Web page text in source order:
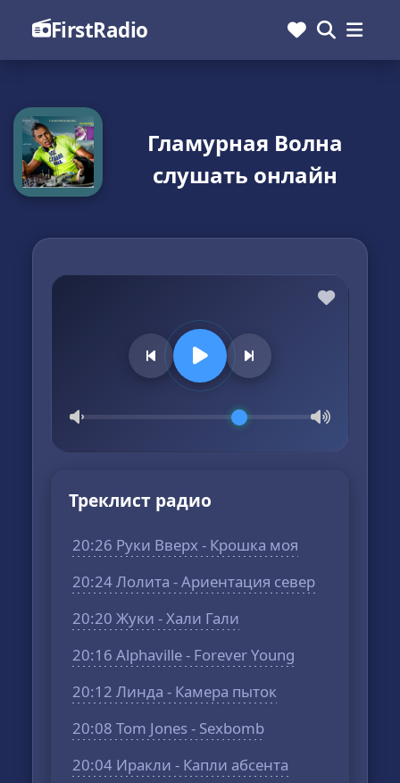
FirstRadio
Гламурная Волна
слушать онлайн
Треклист радио
20:26 Руки Вверх - Крошка моя
20:24 Лолита - Ариентация север
20:20 Жуки - Хали Гали
20:16 Alphaville - Forever Young
20:12 Линда - Камера пыток
20:08 Tom Jones - Sexbomb
20:04 Иракли - Капли абсента